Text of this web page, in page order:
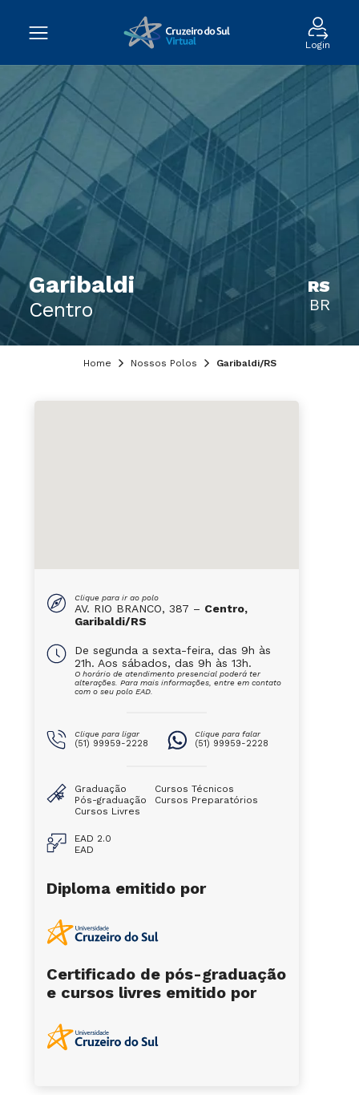
Login
Garibaldi
Centro
RS
BR
Home Nossos Polos Garibaldi/RS
Clique para ir ao polo
AV. RIO BRANCO, 387 – Centro,
Garibaldi/RS
De segunda a sexta-feira, das 9h às
21h. Aos sábados, das 9h às 13h.
O horário de atendimento presencial poderá ter
alterações. Para mais informações, entre em contato
com o seu polo EAD.
Clique para ligar
(51) 99959-2228
Clique para falar
(51) 99959-2228
Graduação
Pós-graduação
Cursos Livres
Cursos Técnicos
Cursos Preparatórios
EAD 2.0
EAD
Diploma emitido por
Certificado de pós-graduação
e cursos livres emitido por